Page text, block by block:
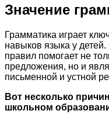
Значение
Грамматика играет
навыков языка у
правил помогает не
предложения, но и
письменной и устной
Вот несколько
школьном